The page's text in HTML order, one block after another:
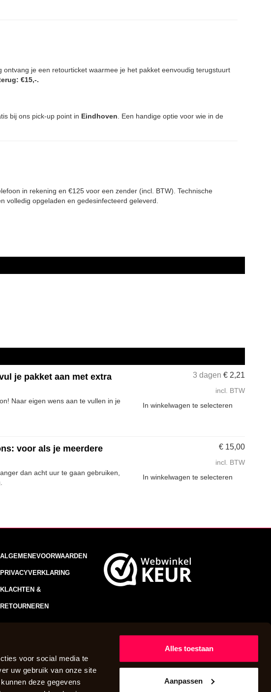
voor social media te
uw gebruik van onze site
deze gegevens
Alles toestaan
Aanpassen
ontvang je een retourticket waarmee je het pakket eenvoudig terugstuurt
€15,-.
bij ons pick-up point in Eindhoven . Een handige optie voor wie in de
in rekening en €125 voor een zender (incl. BTW). Technische
volledig opgeladen en gedesinfecteerd geleverd.
3 dagen € 2,21
incl. BTW
In winkelwagen te selecteren
je pakket aan met extra
Naar eigen wens aan te vullen in je
€ 15,00
incl. BTW
In winkelwagen te selecteren
voor als je meerdere
dan acht uur te gaan gebruiken,
ALGEMENEVOORWAARDEN
PRIVACYVERKLARING
KLACHTEN &
RETOURNEREN